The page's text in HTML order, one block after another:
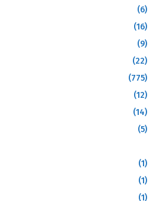
(6)
(16)
(9)
(22)
(775)
(12)
(14)
(5)
(1)
(1)
(1)